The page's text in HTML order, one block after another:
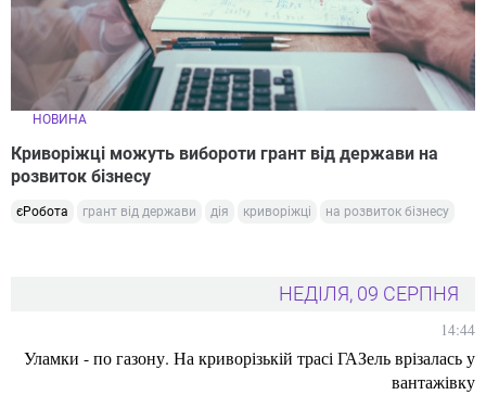
НОВИНА
Криворіжці можуть вибороти грант від держави на
розвиток бізнесу
єРобота грант від держави дія криворіжці на розвиток бізнесу
НЕДІЛЯ, 09 СЕРПНЯ
14:44
Уламки - по газону. На криворізькій трасі ГАЗель врізалась у
вантажівку